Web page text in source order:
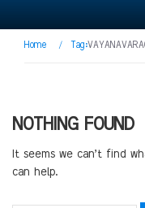
Home / Tag:
NOTHING FOUND
It seems we can’t find
can help.